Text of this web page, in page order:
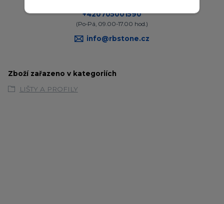
+420705001590
(Po-Pá, 09.00-17.00 hod.)
info@rbstone.cz
Zboží zařazeno v kategoriích
LIŠTY A PROFILY